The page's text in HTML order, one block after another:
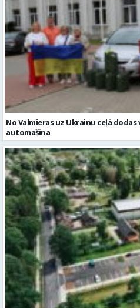
No Valmieras uz Ukrainu ceļā
automašīna
Noslēgusies Semināra ielas
Valmierā
Reklāmraksti